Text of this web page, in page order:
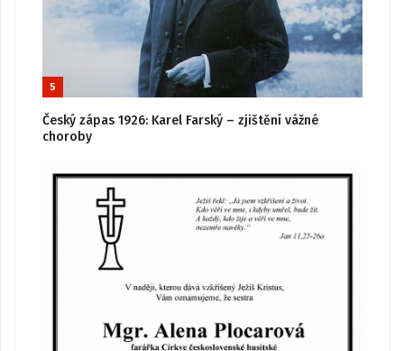
5
Český zápas 1926: Karel Farský – zjištění vážné
choroby